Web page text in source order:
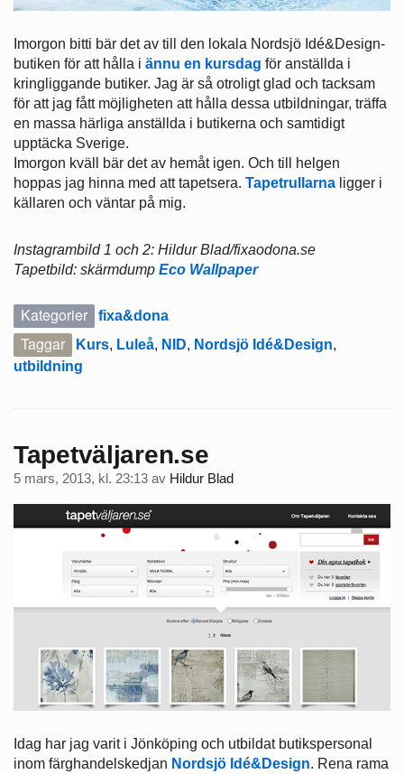
Imorgon bitti bär det av till den lokala Nordsjö Idé&Design-
butiken för att hålla i ännu en kursdag för anställda i
kringliggande butiker. Jag är så otroligt glad och tacksam
för att jag fått möjligheten att hålla dessa utbildningar, träffa
en massa härliga anställda i butikerna och samtidigt
upptäcka Sverige.
Imorgon kväll bär det av hemåt igen. Och till helgen
hoppas jag hinna med att tapetsera. Tapetrullarna ligger i
källaren och väntar på mig.
Instagrambild 1 och 2: Hildur Blad/fixaodona.se
Tapetbild: skärmdump Eco Wallpaper
Kategorier fixa&dona
Taggar Kurs, Luleå, NID, Nordsjö Idé&Design,
utbildning
Tapetväljaren.se
5 mars, 2013, kl. 23:13 av Hildur Blad
Idag har jag varit i Jönköping och utbildat butikspersonal
inom färghandelskedjan Nordsjö Idé&Design. Rena rama